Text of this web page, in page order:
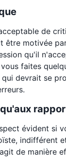
de
être motivée
qu'il
faites
devrait se
évident si
indifférent
de manière